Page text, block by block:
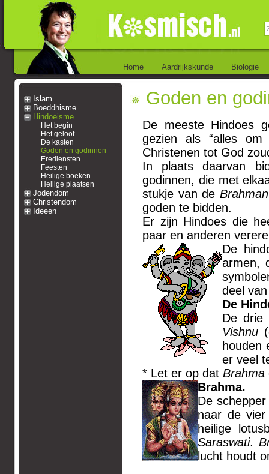
Home Aardrijkskunde Biologie
Islam
Boeddhisme
Hindoeisme
Het begin
Het geloof
De kasten
Goden en godinnen
Erediensten
Feesten
Heilige boeken
Heilige plaatsen
Jodendom
Christendom
Ideeen
Goden en
De meeste Hindoes
gezien als “alles
Christenen tot God
In plaats daarvan
godinnen, die met
stukje van de Brahman
goden te bidden.
Er zijn Hindoes die
paar en anderen
De
armen,
deel
De
De drie
Vishnu
houden
er veel
* Let er op dat Brahma
Brahma.
De
naar de
heilige
Saraswati.
lucht houdt